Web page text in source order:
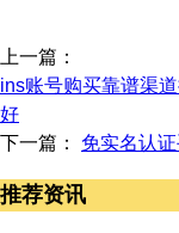
上一篇：
ins账号购买靠谱渠
好
下一篇： 免实名认
推荐资讯